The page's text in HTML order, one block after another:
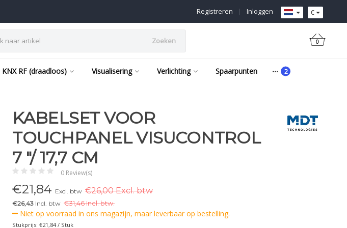
€
Inloggen
|
Registreren
Zoeken 0
KNX RF (draadloos) Visualisering Verlichting Spaarpunten
KABELSET VOOR
TOUCHPANEL VISUCONTROL
7 "/ 17,7 CM
0 Review(s)
€21,84 Excl. btw €26,00 Excl. btw
€26,43 Incl. btw €31,46 Incl. btw.
Niet op voorraad in ons magazijn, maar leverbaar op bestelling.
Stukprijs: €21,84 / Stuk